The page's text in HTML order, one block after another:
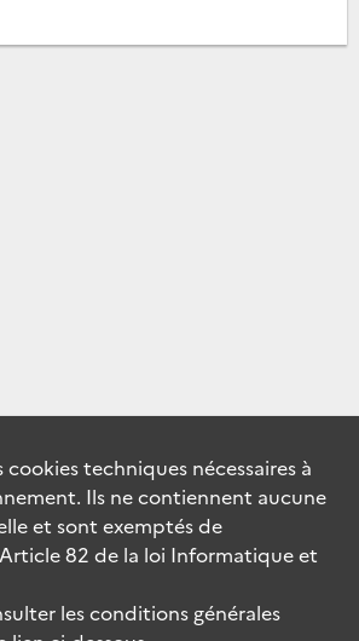
cookiestechniques nécessaires à
Ils ne contiennent aucune
et sont exemptés de
82 de la loi Informatique et
les conditions générales